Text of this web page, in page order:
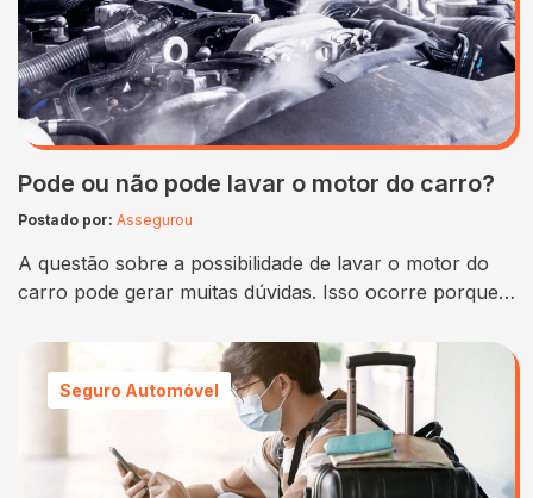
Pode ou não pode lavar o motor do carro?
Postado por: Assegurou
A questão sobre a possibilidade de lavar o motor do
carro pode gerar muitas dúvidas. Isso ocorre porque,
ideia para manter o veículo em bom estado, também
existem riscos associados a essa prática. Neste artigo,
vamos explorar essa questão em profundidade,
analisando as vantagens e desvantagens…
Seguro Automóvel